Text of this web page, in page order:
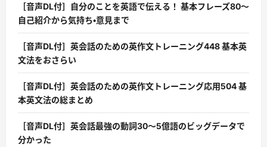
［音声DL付］自分のことを英語で伝える！ 基本フレーズ80〜
自己紹介から気持ち・意見まで
［音声DL付］英会話のための英作文トレーニング448 基本英
文法をおさらい
［音声DL付］英会話のための英作文トレーニング応用504 基
本英文法の総まとめ
［音声DL付］英会話最強の動詞30〜5億語のビッグデータで
分かった